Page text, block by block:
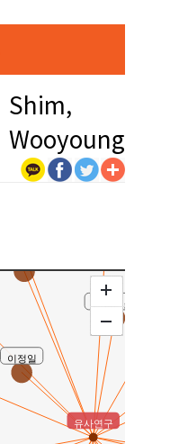
Shim,
Wooyoung
Hong, Youn Woo
Lee, Jung-Il
이정일
유사연구